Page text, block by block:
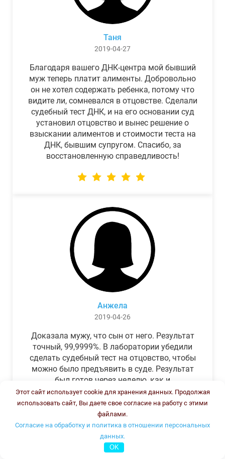
Таня
2019-04-27
Благодаря вашего ДНК-центра мой бывший
муж теперь платит алименты. Добровольно
он не хотел содержать ребенка, потому что
видите ли, сомневался в отцовстве. Сделали
судебный тест ДНК, и на его основании суд
установил отцовство и вынес решение о
взыскании алиментов и стоимости теста на
ДНК, бывшим супругом. Спасибо, за
восстановленную справедливость!
Анжела
2019-04-26
Доказала мужу, что сын от него. Результат
точный, 99,9999%. В лаборатории убедили
сделать судебный тест на отцовство, чтобы
можно было предъявить в суде. Результат
был готов через неделю, как и
обещали.Теперь муж бегает и извиняется.
Этот сайт использует cookie для хранения данных. Продолжая
использовать сайт, Вы даете свое согласие на работу с этими
файлами.
Согласие на обработку и политика в отношении персональных
данных.
OK